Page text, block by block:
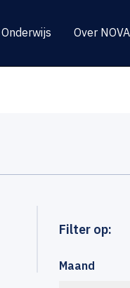
Onderwijs Over NOVA
Filter op:
Maand